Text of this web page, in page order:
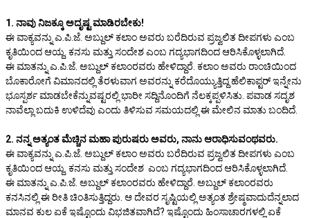
1. ನಾವು ನಿಜಕ್ಕೂ ಅದೃಷ್ಟ ಮಾಡಿರಬೇಕು!
ಈ ವಾಕ್ಯವನ್ನು ಎ.ಪಿ.ಜೆ. ಅಬ್ದುಲ್ ಕಲಾಂ ಅವರು ಬರೆದಿರುವ ಪ್ರಜ್ವಲಿತ ದೀಪಗಳು ಎಂಬ
ಕೃತಿಯಿಂದ ಆಯ್ದ. ಕನಸು ಮತ್ತು ಸಂದೇಶ ಎಂಬ ಗದ್ಯಭಾಗದಿಂದ ಆರಿಸಿಕೊಳ್ಳಲಾಗಿದೆ.
ಈ ಮಾತನ್ನು ಎ.ಪಿ.ಜೆ. ಅಬ್ದುಲ್ ಕಲಾಂರವರು ಹೇಳಿದ್ದಾರೆ. ಕಲಾಂ ಅವರು ರಾಂಚಿಯಿಂದ
ಬೊಕಾರೋಗೆ ವಿಮಾನದಲ್ಲಿ ತೆರಳುವಾಗ ಅವರನ್ನು ಕರೆದೊಯ್ಯುತ್ತಿದ್ದ ಹೆಲಿಕಾಪ್ಟರ್ ಇನ್ನೇನು
ಭೂಸ್ಪರ್ಶ ಮಾಡಬೇಕೆನ್ನುವಷ್ಟರಲ್ಲಿ ಭಾರೀ ಸದ್ದಿನೊಂದಿಗೆ ನೆಲಕ್ಕಪ್ಪಳಿಸಿತು. ಪವಾಡ ಸದೃಶ
ನಾವೆಲ್ಲಾ ಬದುಕಿ ಉಳಿದೆವು ಎಂದು ತಿಳಿಸುವ ಸಮಯದಲ್ಲಿ ಈ ಮೇಲಿನ ಮಾತು ಬಂದಿದೆ.
2. ನನ್ನ ಅತ್ಯಂತ ಮೆಚ್ಚಿನ ಮಹಾ ಪುರುಷರು ಅವರು, ನಾನು ಆರಾಧಿಸುವಂಥವರು.
ಈ ವಾಕ್ಯವನ್ನು ಎ.ಪಿ.ಜೆ. ಅಬ್ದುಲ್ ಕಲಾಂ ಅವರು ಬರೆದಿರುವ ಪ್ರಜ್ವಲಿತ ದೀಪಗಳು ಎಂಬ
ಕೃತಿಯಿಂದ ಆಯ್ದ. ಕನಸು ಮತ್ತು ಸಂದೇಶ ಎಂಬ ಗದ್ಯಭಾಗದಿಂದ ಆರಿಸಿಕೊಳ್ಳಲಾಗಿದೆ.
ಈ ಮಾತನ್ನು ಎ.ಪಿ.ಜೆ. ಅಬ್ದುಲ್ ಕಲಾಂರವರು ಹೇಳಿದ್ದಾರೆ. ಅಬ್ದುಲ್ ಕಲಾಂರವರು
ಕನಸಿನಲ್ಲಿ ಈ ರೀತಿ ಚಿಂತಿಸುತ್ತಿದ್ದರು. ಆ ದೇವರ ಸೃಷ್ಟಿಯಲ್ಲಿ ಅತ್ಯಂತ ಶ್ರೇಷ್ಠವಾದುದೆನ್ನಲಾದ
ಮಾನವ ಕುಲ ಏಕೆ ಇಷ್ಟೊಂದು ವಿಭಜಿತವಾಗಿದೆ? ಇಷ್ಟೊಂದು ಹಿಂಸಾಚಾರಗಳಲ್ಲಿ ಏಕೆ